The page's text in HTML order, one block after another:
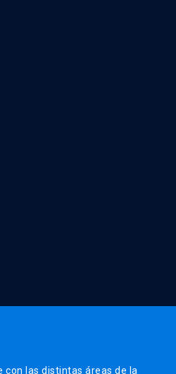
con las distintas áreas de la